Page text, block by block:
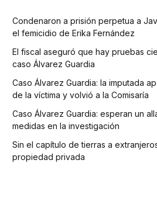
Condenaron a prisión perpetua a
el femicidio de Erika Fernández
El fiscal aseguró que hay pruebas
caso Álvarez Guardia
Caso Álvarez Guardia: la imputada
de la víctima y volvió a la Comisaría
Caso Álvarez Guardia: esperan un
medidas en la investigación
Sin el capítulo de tierras a
propiedad privada